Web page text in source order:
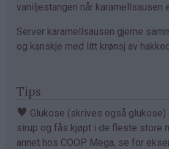
vaniljestangen når karamellsausen
Server karamellsausen gjerne
og kanskje med litt krønsj av
Tips
♥ Glukose (skrives også glukose)
sirup og fås kjøpt i de fleste store
annet hos COOP Mega, se for